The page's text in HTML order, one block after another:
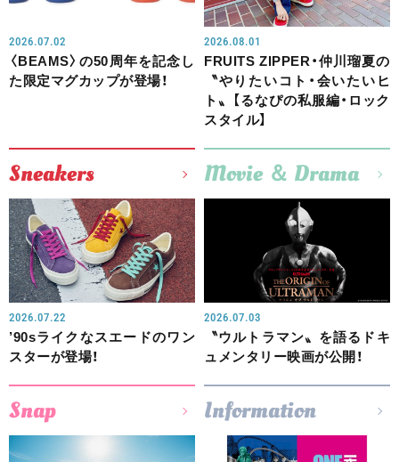
2026.07.02
〈BEAMS〉の50周年を記念し
た限定マグカップが登場！
2026.08.01
FRUITS ZIPPER・仲川瑠夏の
〝やりたいコト・会いたいヒ
ト〟【るなぴの私服編・ロック
スタイル】
Sneakers
2026.07.22
’90sライクなスエードのワン
スターが登場！
Movie ＆ Drama
2026.07.03
〝ウルトラマン〟を語るドキ
ュメンタリー映画が公開！
Snap Information